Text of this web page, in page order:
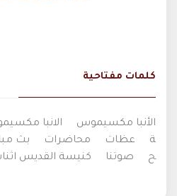
كلمات مفتاحية
الأنبا مكسيموس الانبا
ة
عظات محاضرات بث
ح
صوتنا كنيسة القديس